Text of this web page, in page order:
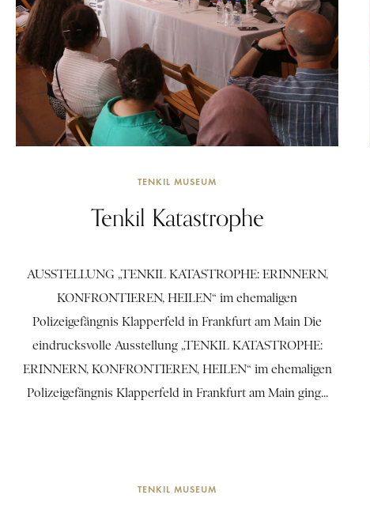
TENKIL MUSEUM
Tenkil Katastrophe
AUSSTELLUNG „TENKIL KATASTROPHE: ERINNERN,
KONFRONTIEREN, HEILEN“ im ehemaligen
Polizeigefängnis Klapperfeld in Frankfurt am Main Die
eindrucksvolle Ausstellung „TENKIL KATASTROPHE:
ERINNERN, KONFRONTIEREN, HEILEN“ im ehemaligen
Polizeigefängnis Klapperfeld in Frankfurt am Main ging...
TENKIL MUSEUM